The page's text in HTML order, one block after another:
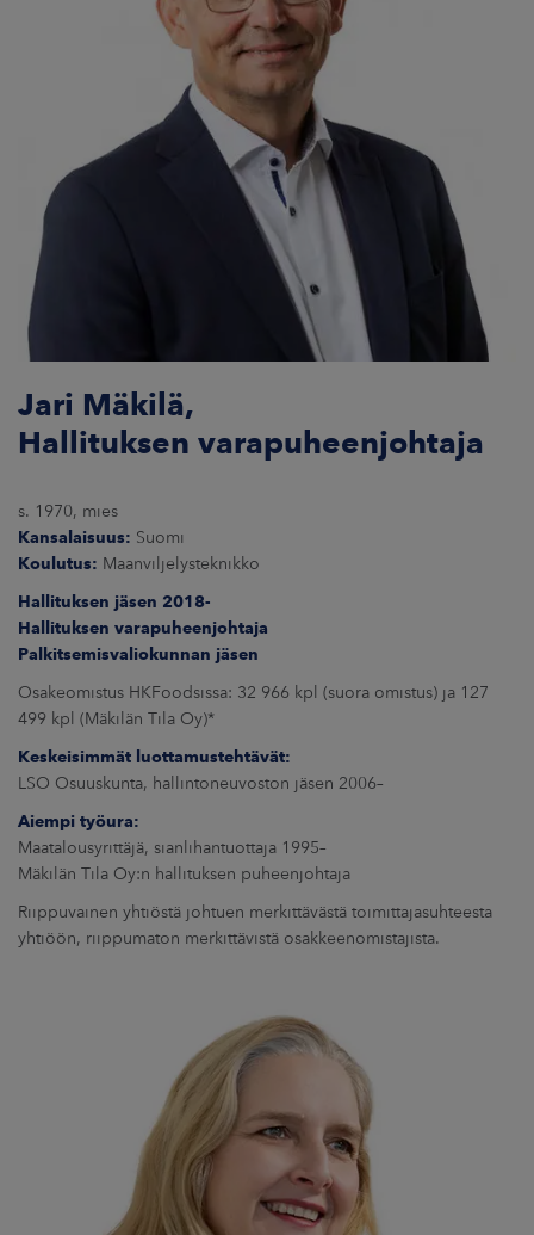
Jari Mäkilä,
Hallituksen varapuheenjohtaja
s. 1970, mies
Kansalaisuus: Suomi
Koulutus: Maanviljelysteknikko
Hallituksen jäsen 2018-
Hallituksen varapuheenjohtaja
Palkitsemisvaliokunnan jäsen
Osakeomistus HKFoodsissa: 32 966 kpl (suora omistus) ja 127
499 kpl (Mäkilän Tila Oy)*
Keskeisimmät luottamustehtävät:
LSO Osuuskunta, hallintoneuvoston jäsen 2006–
Aiempi työura:
Maatalousyrittäjä, sianlihantuottaja 1995–
Mäkilän Tila Oy:n hallituksen puheenjohtaja
Riippuvainen yhtiöstä johtuen merkittävästä toimittajasuhteesta
yhtiöön, riippumaton merkittävistä osakkeenomistajista.